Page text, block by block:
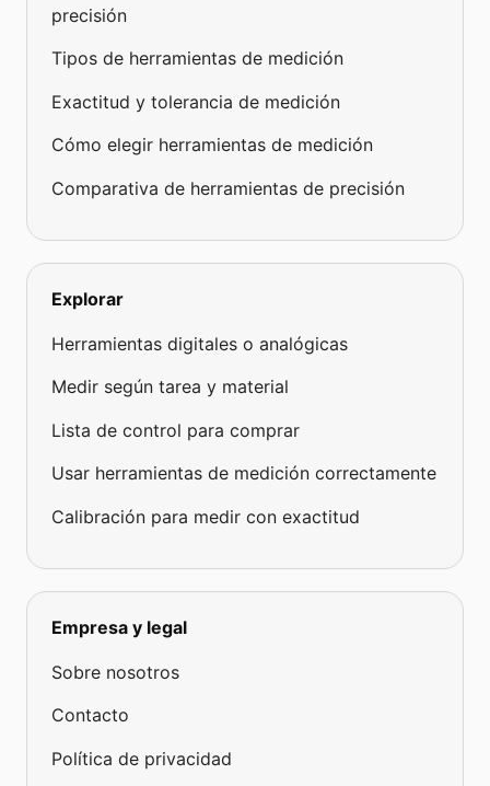
precisión
Tipos de herramientas de medición
Exactitud y tolerancia de medición
Cómo elegir herramientas de medición
Comparativa de herramientas de precisión
Explorar
Herramientas digitales o analógicas
Medir según tarea y material
Lista de control para comprar
Usar herramientas de medición correctamente
Calibración para medir con exactitud
Empresa y legal
Sobre nosotros
Contacto
Política de privacidad